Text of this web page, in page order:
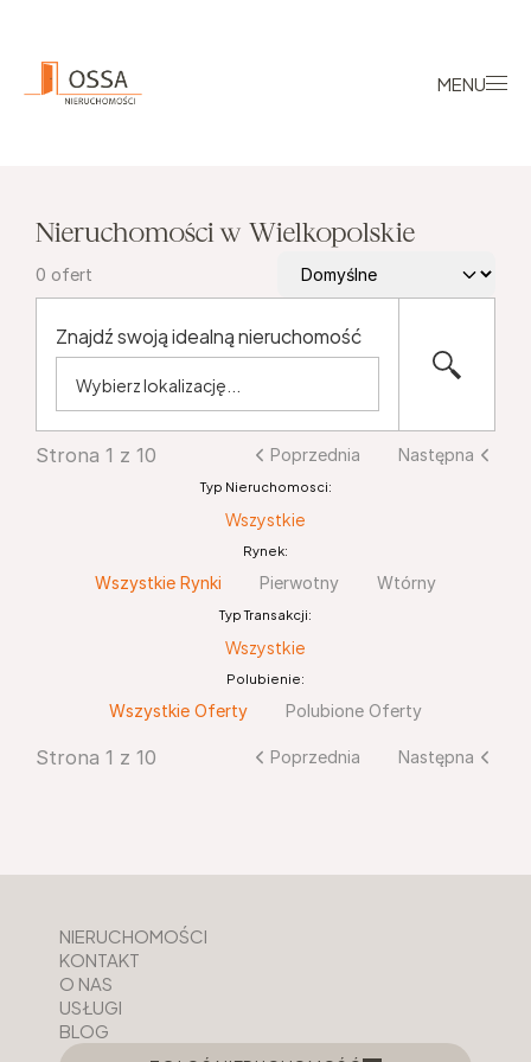
MENU
Nieruchomości w Wielkopolskie
0 ofert
Znajdź swoją idealną nieruchomość
Strona 1 z 10 Poprzednia Następna
Typ Nieruchomosci:
Wszystkie
Rynek:
Wszystkie Rynki Pierwotny Wtórny
Typ Transakcji:
Wszystkie
Polubienie:
Wszystkie Oferty Polubione Oferty
Strona 1 z 10 Poprzednia Następna
NIERUCHOMOŚCI
KONTAKT
O NAS
USŁUGI
BLOG